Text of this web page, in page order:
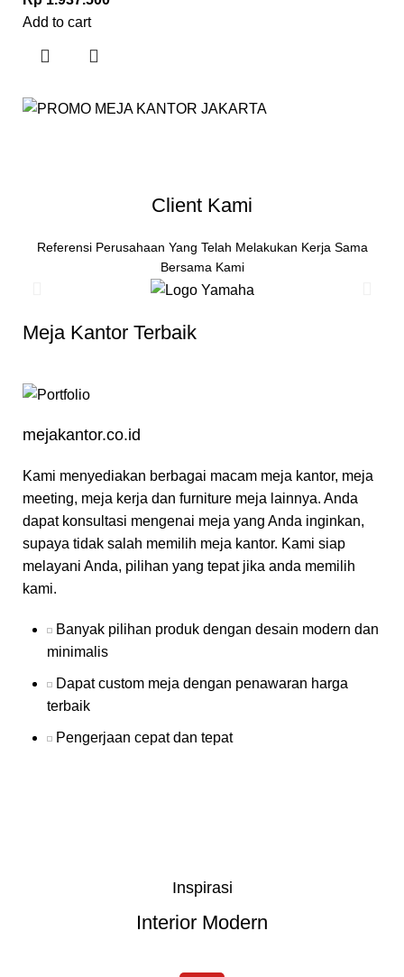
Add to cart
Client Kami
Referensi Perusahaan Yang Telah Melakukan Kerja Sama
Bersama Kami
Meja Kantor Terbaik
mejakantor.co.id
Kami menyediakan berbagai macam meja kantor, meja
meeting, meja kerja dan furniture meja lainnya. Anda
dapat konsultasi mengenai meja yang Anda inginkan,
supaya tidak salah memilih meja kantor. Kami siap
melayani Anda, pilihan yang tepat jika anda memilih
kami.
Banyak pilihan produk dengan desain modern dan
minimalis
Dapat custom meja dengan penawaran harga
terbaik
Pengerjaan cepat dan tepat
Inspirasi
Interior Modern